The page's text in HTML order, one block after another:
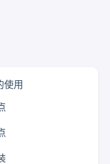
使用